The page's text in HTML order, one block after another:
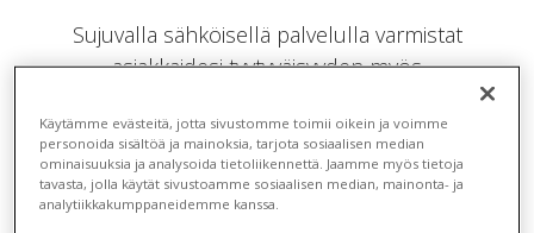
Sujuvalla sähköisellä palvelulla varmistat
asiakkaidesi tyytyväisyyden myös
ongelmatilanteissa. Tampuurissa asukas voi tehdä
vikailmoitukset itse huoltoyhtiölle suoraan
verkossa ja työ tallentuu Tampuuriin jatkokäsittelyä
varten. Tampuurissa työ ohjataan oikealle työn
Käytämme evästeitä, jotta sivustomme toimii oikein ja voimme
personoida sisältöä ja mainoksia, tarjota sosiaalisen median
ominaisuuksia ja analysoida tietoliikennettä. Jaamme myös tietoja
tavasta, jolla käytät sivustoamme sosiaalisen median, mainonta- ja
analytiikkakumppaneidemme kanssa.